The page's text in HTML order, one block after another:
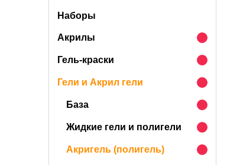
Наборы
Акрилы
Гель-краски
Гели и Акрил гели
База
Жидкие гели и полигели
Акригель (полигель)